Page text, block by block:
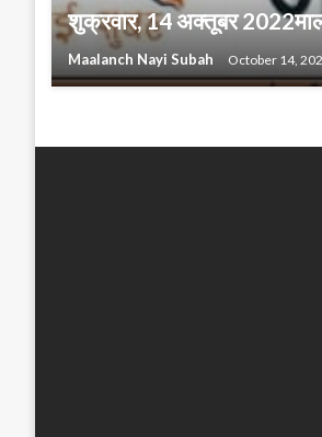
शुक्रवार, 14 अक्तूबर
Maalanch Nayi Subah October 14,